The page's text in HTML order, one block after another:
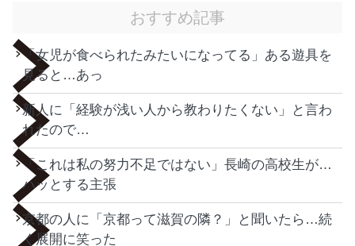
おすすめ記事
「女児が食べられたみたいになってる」ある遊具を
見ると…あっ
新人に「経験が浅い人から教わりたくない」と言わ
れたので…
「これは私の努力不足ではない」長崎の高校生が…
ハッとする主張
京都の人に「京都って滋賀の隣？」と聞いたら…続
く展開に笑った